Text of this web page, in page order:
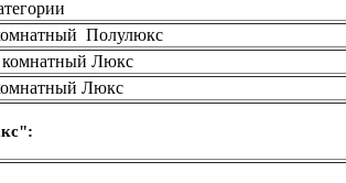
Полулюкс
комнатный Люкс
Люкс